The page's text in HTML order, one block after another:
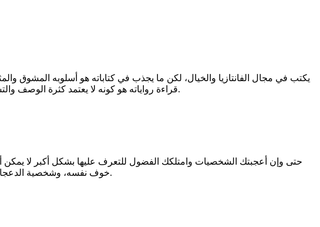
يكتب في مجال الفانتازيا والخيال، لكن ما يجذب في كتاباته هو أسلوبه المشوق
قراءة رواياته هو كونه لا يعتمد كثرة الوصف والتشعب في سرد القصص لانني غالبا ما أبدأ في الرواية وأتركها في أول الطريق بداعي الملل من كثرة الوصف الممط في الكتابة.
حتى وإن أعجبتك الشخصيات وامتلكك الفضول للتعرف عليها بشكل أكبر لا يمكن
خوف نفسه، وشخصية الدعجاء وبناتها، لكن لم يمتلكني الفضول أبدا للتعرف على الكاتب شخصيا إلا بعض المرات التي شاهدت فيها بعض لقاءاته التلفزيونية.